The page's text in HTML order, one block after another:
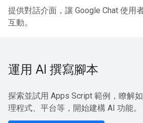
提供對話介面，讓 Google Chat 使用
互動。
運用 AI 撰寫腳本
探索並試用 Apps Script 範例，瞭解
理程式、平台等，開始建構 AI 功能。